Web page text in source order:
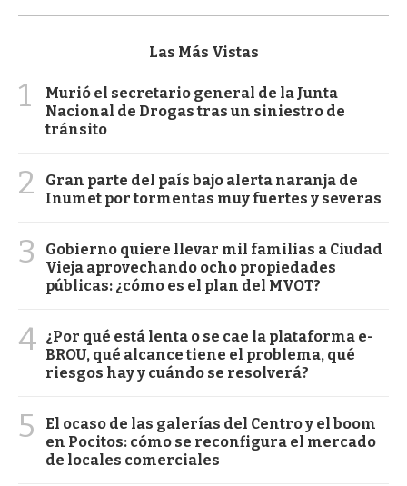
Las Más Vistas
1
Murió el secretario general de la Junta
Nacional de Drogas tras un siniestro de
tránsito
2
Gran parte del país bajo alerta naranja de
Inumet por tormentas muy fuertes y severas
3
Gobierno quiere llevar mil familias a Ciudad
Vieja aprovechando ocho propiedades
públicas: ¿cómo es el plan del MVOT?
4 ¿Por qué está lenta o se cae la plataforma e-
BROU, qué alcance tiene el problema, qué
riesgos hay y cuándo se resolverá?
5
El ocaso de las galerías del Centro y el boom
en Pocitos: cómo se reconfigura el mercado
de locales comerciales